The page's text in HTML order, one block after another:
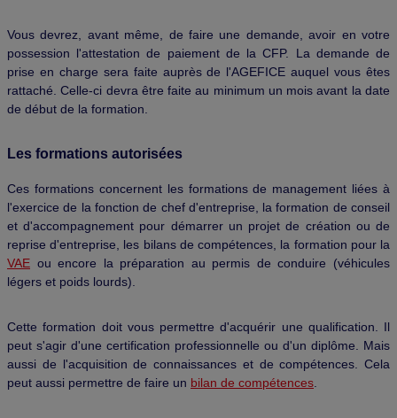
Vous devrez, avant même, de faire une demande, avoir en votre
possession l'attestation de paiement de la CFP. La demande de
prise en charge sera faite auprès de l'AGEFICE auquel vous êtes
rattaché. Celle-ci devra être faite au minimum un mois avant la date
de début de la formation.
Les formations autorisées
Ces formations concernent les formations de management liées à
l'exercice de la fonction de chef d'entreprise, la formation de conseil
et d'accompagnement pour démarrer un projet de création ou de
reprise d'entreprise, les bilans de compétences, la formation pour la
VAE ou encore la préparation au permis de conduire (véhicules
légers et poids lourds).
Cette formation doit vous permettre d'acquérir une qualification. Il
peut s'agir d'une certification professionnelle ou d'un diplôme. Mais
aussi de l'acquisition de connaissances et de compétences. Cela
peut aussi permettre de faire un bilan de compétences